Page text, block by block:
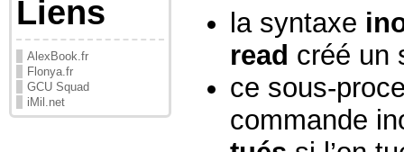
Liens
AlexBook.fr
Flonya.fr
GCU Squad
iMil.net
la syntaxe
read créé un
ce sous-
commande